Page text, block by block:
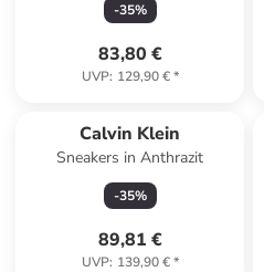
-35%
83,80 €
UVP: 129,90 €*
Calvin Klein
Sneakers in Anthrazit
-35%
89,81 €
UVP: 139,90 €*